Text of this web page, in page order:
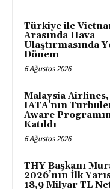
Türkiye ile
Arasında Hava
Ulaştırmasında
Dönem
6 Ağustos 2026
Malaysia Airlines,
IATA’nın
Aware
Katıldı
6 Ağustos 2026
THY Başkanı
2026’nın İlk
18,9 Milyar TL